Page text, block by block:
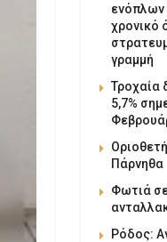
ενόπλων
χρονικό
γραμμή
Τροχαία
5,7%
Πάρνηθα
Φωτιά
Ρόδος: